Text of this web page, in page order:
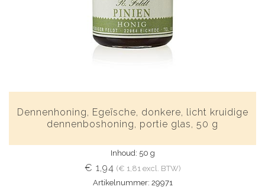
Dennenhoning, Egeïsche, donkere, licht kruidige
dennenboshoning, portie glas, 50 g
Inhoud: 50 g
€ 1,94 (€ 1,81 excl. BTW)
Artikelnummer: 29971